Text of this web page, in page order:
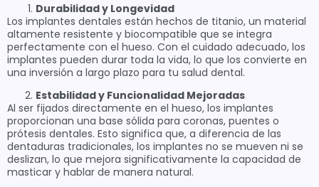
Durabilidad y Longevidad
Los implantes dentales están hechos de titanio, un material
altamente resistente y biocompatible que se integra
perfectamente con el hueso. Con el cuidado adecuado, los
implantes pueden durar toda la vida, lo que los convierte en
una inversión a largo plazo para tu salud dental.
Estabilidad y Funcionalidad Mejoradas
Al ser fijados directamente en el hueso, los implantes
proporcionan una base sólida para coronas, puentes o
prótesis dentales. Esto significa que, a diferencia de las
dentaduras tradicionales, los implantes no se mueven ni se
deslizan, lo que mejora significativamente la capacidad de
masticar y hablar de manera natural.